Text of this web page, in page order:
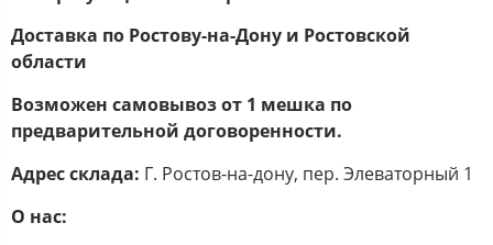
Доставка по Ростову-на-Дону и Ростовской
области
Возможен самовывоз от 1 мешка по
предварительной договоренности.
Адрес склада: Г. Ростов-на-дону, пер. Элеваторный 1
О нас: